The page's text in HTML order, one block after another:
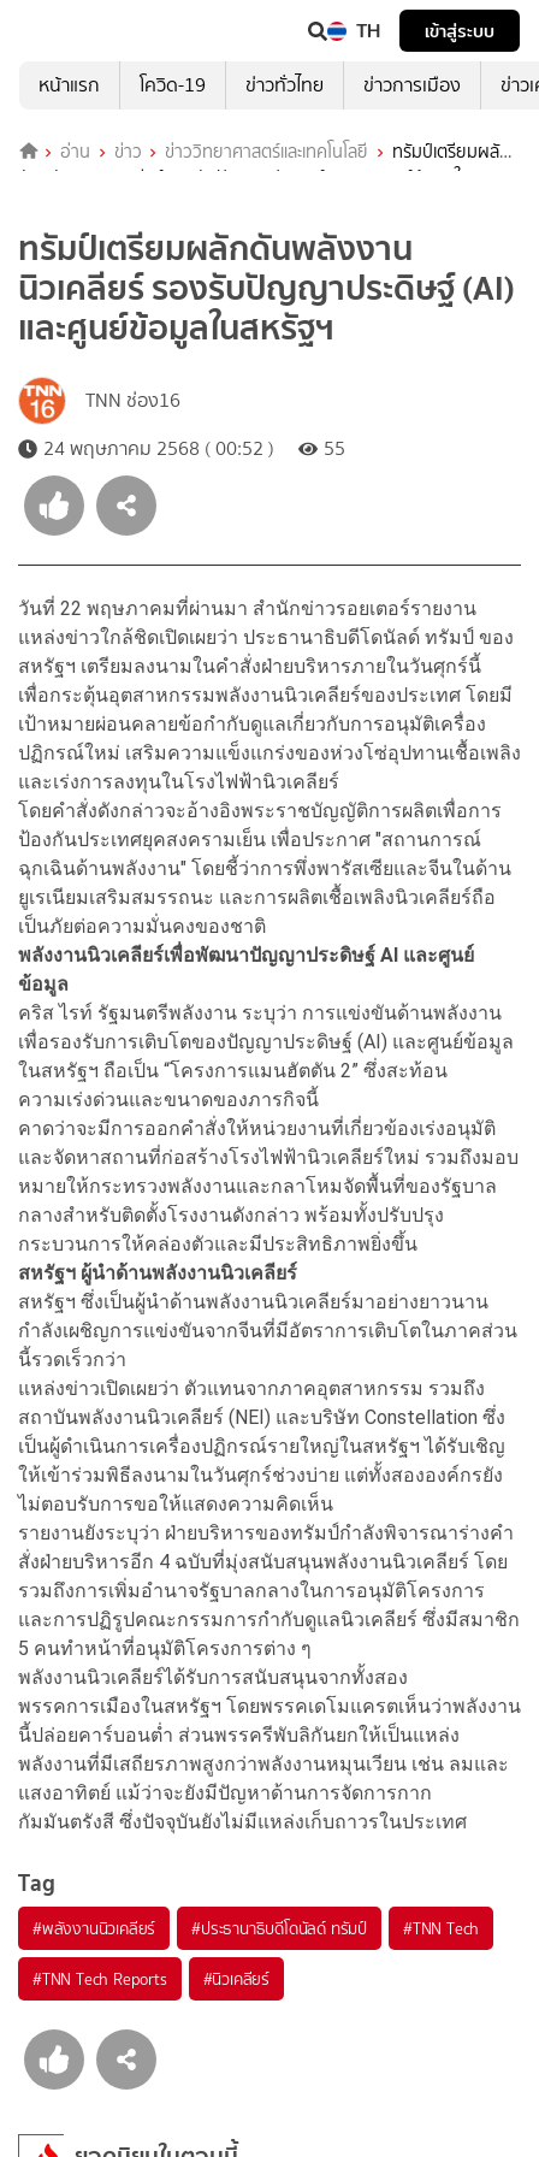
TH
เข้าสู่ระบบ
หน้าแรก
โควิด-19 ข่าวทั่วไทย ข่าวการเมือง ข่าว
อ่าน ข่าว ข่าววิทยาศาสตร์และเทคโนโลยี
ทรัมป์เตรียมผลัก
ดันพลังงานนิวเคลียร์ รองรับปัญญาประดิษฐ์ (AI) และศูนย์ข้อมูลใน
ทรัมป์เตรียมผลักดันพลังงาน
นิวเคลียร์ รองรับปัญญาประดิษฐ์ (AI)
และศูนย์ข้อมูลในสหรัฐฯ
TNN ช่อง16
24 พฤษภาคม 2568 ( 00:52 )
55
วันที่ 22 พฤษภาคมที่ผ่านมา สำนักข่าวรอยเตอร์รายงาน
แหล่งข่าวใกล้ชิดเปิดเผยว่า ประธานาธิบดีโดนัลด์ ทรัมป์ ของ
สหรัฐฯ เตรียมลงนามในคำสั่งฝ่ายบริหารภายในวันศุกร์นี้
เพื่อกระตุ้นอุตสาหกรรมพลังงานนิวเคลียร์ของประเทศ โดยมี
เป้าหมายผ่อนคลายข้อกำกับดูแลเกี่ยวกับการอนุมัติเครื่อง
ปฏิกรณ์ใหม่ เสริมความแข็งแกร่งของห่วงโซ่อุปทานเชื้อเพลิง
และเร่งการลงทุนในโรงไฟฟ้านิวเคลียร์
โดยคำสั่งดังกล่าวจะอ้างอิงพระราชบัญญัติการผลิตเพื่อการ
ป้องกันประเทศยุคสงครามเย็น เพื่อประกาศ "สถานการณ์
ฉุกเฉินด้านพลังงาน" โดยชี้ว่าการพึ่งพารัสเซียและจีนในด้าน
ยูเรเนียมเสริมสมรรถนะ และการผลิตเชื้อเพลิงนิวเคลียร์ถือ
เป็นภัยต่อความมั่นคงของชาติ
พลังงานนิวเคลียร์เพื่อพัฒนาปัญญาประดิษฐ์ AI และศูนย์
ข้อมูล
คริส ไรท์ รัฐมนตรีพลังงาน ระบุว่า การแข่งขันด้านพลังงาน
เพื่อรองรับการเติบโตของปัญญาประดิษฐ์ (AI) และศูนย์ข้อมูล
ในสหรัฐฯ ถือเป็น “โครงการแมนฮัตตัน 2” ซึ่งสะท้อน
ความเร่งด่วนและขนาดของภารกิจนี้
คาดว่าจะมีการออกคำสั่งให้หน่วยงานที่เกี่ยวข้องเร่งอนุมัติ
และจัดหาสถานที่ก่อสร้างโรงไฟฟ้านิวเคลียร์ใหม่ รวมถึงมอบ
หมายให้กระทรวงพลังงานและกลาโหมจัดพื้นที่ของรัฐบาล
กลางสำหรับติดตั้งโรงงานดังกล่าว พร้อมทั้งปรับปรุง
กระบวนการให้คล่องตัวและมีประสิทธิภาพยิ่งขึ้น
สหรัฐฯ ผู้นำด้านพลังงานนิวเคลียร์
สหรัฐฯ ซึ่งเป็นผู้นำด้านพลังงานนิวเคลียร์มาอย่างยาวนาน
กำลังเผชิญการแข่งขันจากจีนที่มีอัตราการเติบโตในภาคส่วน
นี้รวดเร็วกว่า
แหล่งข่าวเปิดเผยว่า ตัวแทนจากภาคอุตสาหกรรม รวมถึง
สถาบันพลังงานนิวเคลียร์ (NEI) และบริษัท Constellation ซึ่ง
เป็นผู้ดำเนินการเครื่องปฏิกรณ์รายใหญ่ในสหรัฐฯ ได้รับเชิญ
ให้เข้าร่วมพิธีลงนามในวันศุกร์ช่วงบ่าย แต่ทั้งสององค์กรยัง
ไม่ตอบรับการขอให้แสดงความคิดเห็น
รายงานยังระบุว่า ฝ่ายบริหารของทรัมป์กำลังพิจารณาร่างคำ
สั่งฝ่ายบริหารอีก 4 ฉบับที่มุ่งสนับสนุนพลังงานนิวเคลียร์ โดย
รวมถึงการเพิ่มอำนาจรัฐบาลกลางในการอนุมัติโครงการ
และการปฏิรูปคณะกรรมการกำกับดูแลนิวเคลียร์ ซึ่งมีสมาชิก
5 คนทำหน้าที่อนุมัติโครงการต่าง ๆ
พลังงานนิวเคลียร์ได้รับการสนับสนุนจากทั้งสอง
พรรคการเมืองในสหรัฐฯ โดยพรรคเดโมแครตเห็นว่าพลังงาน
นี้ปล่อยคาร์บอนต่ำ ส่วนพรรครีพับลิกันยกให้เป็นแหล่ง
พลังงานที่มีเสถียรภาพสูงกว่าพลังงานหมุนเวียน เช่น ลมและ
แสงอาทิตย์ แม้ว่าจะยังมีปัญหาด้านการจัดการกาก
กัมมันตรังสี ซึ่งปัจจุบันยังไม่มีแหล่งเก็บถาวรในประเทศ
Tag
#พลังงานนิวเคลียร์ #ประธานาธิบดีโดนัลด์ ทรัมป์ #TNN Tech
#TNN Tech Reports #นิวเคลียร์